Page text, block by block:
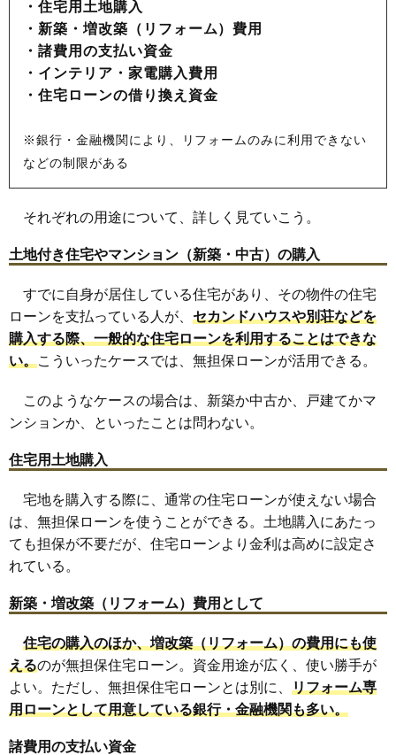
・ 住宅用土地購入
・ 新築・増改築（リフォーム）費用
・ 諸費用の支払い資金
・ インテリア・家電購入費用
・ 住宅ローンの借り換え資金
※銀行・金融機関により、リフォームのみに利用できない
などの制限がある
それぞれの用途について、詳しく見ていこう。
土地付き住宅やマンション（新築・中古）の購入
すでに自身が居住している住宅があり、その物件の住宅
ローンを支払っている人が、 セカンドハウスや別荘などを
購入する際、一般的な住宅ローンを利用することはできな
い。こういったケースでは、無担保ローンが活用できる。
このようなケースの場合は、新築か中古か、戸建てかマ
ンションか、といったことは問わない。
住宅用土地購入
宅地を購入する際に、通常の住宅ローンが使えない場合
は、無担保ローンを使うことができる。土地購入にあたっ
ても担保が不要だが、住宅ローンより金利は高めに設定さ
れている。
新築・増改築（リフォーム）費用として
住宅の購入のほか、増改築（リフォーム）の費用にも使
えるのが無担保住宅ローン。資金用途が広く、使い勝手が
よい。ただし、無担保住宅ローンとは別に、 リフォーム専
用ローンとして用意している銀行・金融機関も多い。
諸費用の支払い資金